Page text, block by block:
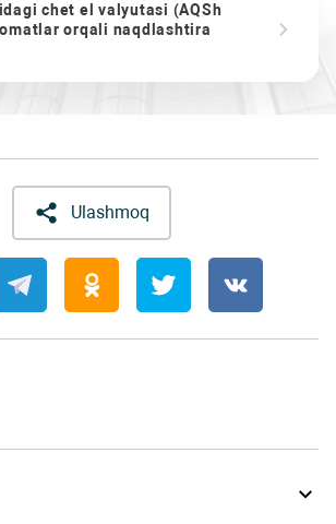
chet el valyutasi (AQSh
orqali naqdlashtira
Ulashmoq